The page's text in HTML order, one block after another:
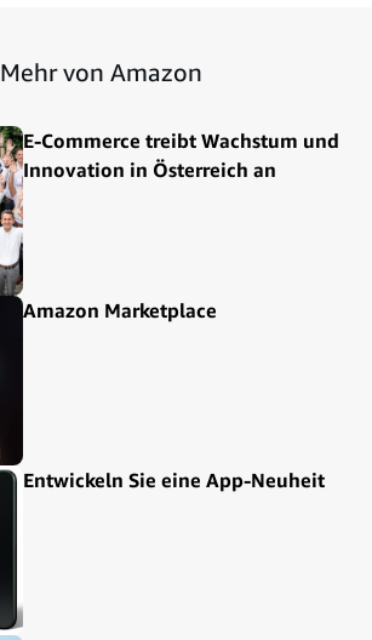
Mehr von Amazon
E-Commerce treibt Wachstum und
Innovation in Österreich an
Amazon Marketplace
Entwickeln Sie eine App-Neuheit